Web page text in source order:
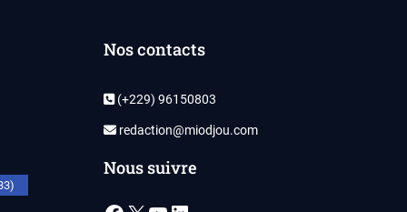
Nos contacts
(+229) 96150803
redaction@miodjou.com
Nous suivre